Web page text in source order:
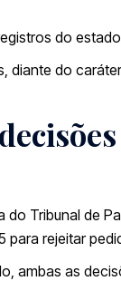
do
diante do
Tribunal de
rejeitar
ambas as